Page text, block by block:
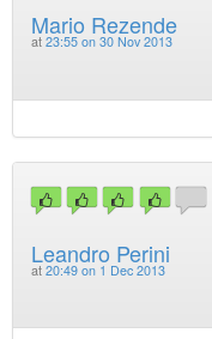
Mario Rezende
at 23:55 on 30 Nov 2013
Leandro Perini
at 20:49 on 1 Dec 2013